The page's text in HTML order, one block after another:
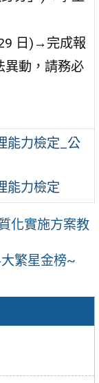
日)→完成報
異動，請務必
能力檢定_公
能力檢定
化實施方案教
繁星金榜~